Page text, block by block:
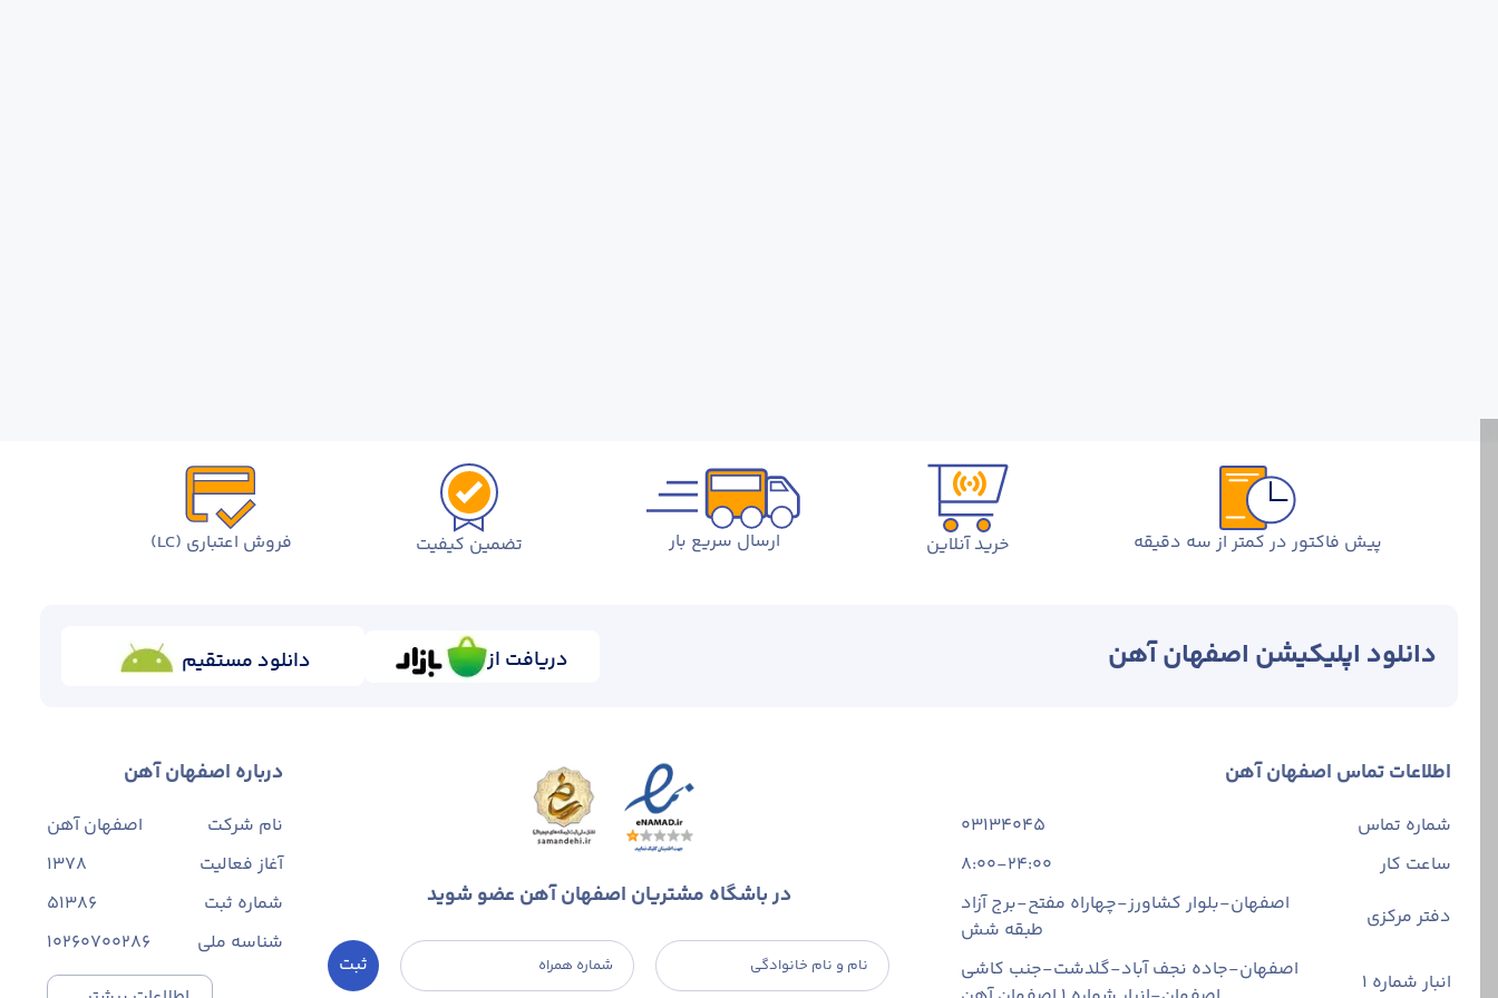
پیش فاکتور در کمتر از سه دقیقه خرید آنلاین ارسال سریع بار تضمین کیفیت فروش اعتباری (LC)
دانلود اپلیکیشن اصفهان آهن دریافت از دانلود مستقیم
اطلاعات تماس اصفهان آهن
شماره تماس
03134045
ساعت کار
8:00-24:00
دفتر مرکزی
اصفهان-بلوار کشاورز-چهاراه مفتح-برج آزاد
طبقه شش
انبار شماره 1
اصفهان-جاده نجف آباد-گلدشت-جنب کاشی
در باشگاه مشتریان اصفهان آهن عضو شوید
نام و نام خانوادگی شماره همراه ثبت
درباره اصفهان آهن
نام شرکت
اصفهان آهن
آغاز فعالیت
1378
شماره ثبت
۵۱۳۸۶
شناسه ملی
10260700286